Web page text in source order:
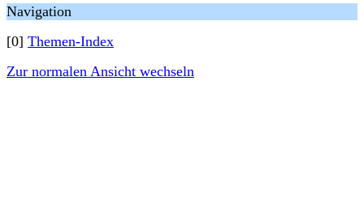
Navigation
[0] Themen-Index
Zur normalen Ansicht wechseln